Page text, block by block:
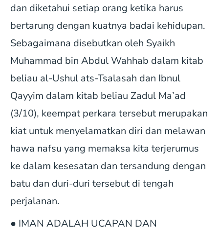
dan diketahui setiap orang ketika harus
bertarung dengan kuatnya badai kehidupan.
Sebagaimana disebutkan oleh Syaikh
Muhammad bin Abdul Wahhab dalam kitab
beliau al-Ushul ats-Tsalasah dan Ibnul
Qayyim dalam kitab beliau Zadul Ma’ad
(3/10), keempat perkara tersebut merupakan
kiat untuk menyelamatkan diri dan melawan
hawa nafsu yang memaksa kita terjerumus
ke dalam kesesatan dan tersandung dengan
batu dan duri-duri tersebut di tengah
perjalanan.
● IMAN ADALAH UCAPAN DAN